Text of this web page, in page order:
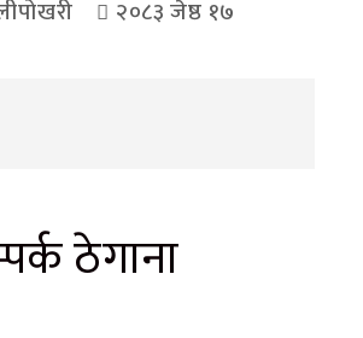
२०८३ जेष्ठ १७
ठेगाना